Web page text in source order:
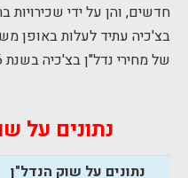
חדשים, והן על ידי
בצ'כיה עתיד לעלות באופן
של מחירי נדל"ן בצ'כיה בשנת 2026 ולאחריה.
נתונים על
נתונים על שוק הנדל"ן